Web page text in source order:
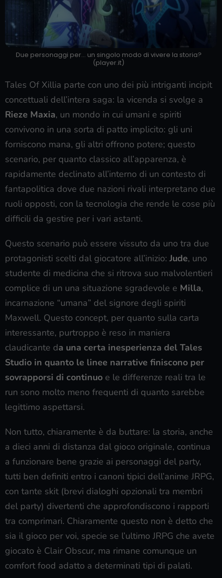
Due personaggi per… un singolo modo di vivere la storia?
(player.it)
Tales Of Xillia parte con uno dei più intriganti incipit
concettuali dell’intera saga: la vicenda si svolge a
Rieze Maxia, un mondo in cui umani e spiriti
convivono in una sorta di patto implicito: gli uni
forniscono mana, gli altri offrono potere; questo
scenario, per quanto classico all’apparenza, è
rapidamente declinato all’interno di un contesto di
fantapolitica dove due nazioni rivali interpretano due
ruoli opposti, con la tecnologia che rende le cose più
difficili da gestire per i vari astanti.
Questo scenario può essere vissuto da uno tra due
protagonisti scelti dal giocatore all’inizio: Jude, uno
studente di medicina che si ritrova suo malvolentieri
complice di un una situazione sgradevole e Milla,
incarnazione “umana” del signore degli spiriti
Maxwell. Questo concept, per quanto sulla carta
interessante, purtroppo è reso in maniera
claudicante da una certa inesperienza del Tales
Studio in quanto le linee narrative finiscono per
sovrapporsi di continuo e le differenze reali tra le
run sono molto meno frequenti di quanto sarebbe
legittimo aspettarsi.
Non tutto, chiaramente è da buttare: la storia, anche
a dieci anni di distanza dal gioco originale, continua
a funzionare bene grazie ai personaggi del party,
tutti ben definiti entro i canoni tipici dell’anime JRPG,
con tante skit (brevi dialoghi opzionali tra membri
del party) divertenti che approfondiscono i rapporti
tra comprimari. Chiaramente questo non è detto che
sia il gioco per voi, specie se l’ultimo JRPG che avete
giocato è Clair Obscur, ma rimane comunque un
comfort food adatto a determinati tipi di palati.